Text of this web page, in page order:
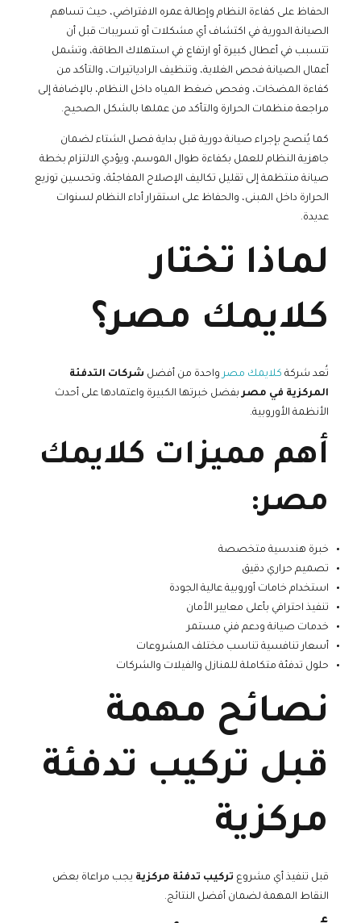
الحفاظ على كفاءة النظام وإطالة عمره الافتراضي، حيث تساهم
الصيانة الدورية في اكتشاف أي مشكلات أو تسريبات قبل أن
تتسبب في أعطال كبيرة أو ارتفاع في استهلاك الطاقة، وتشمل
أعمال الصيانة فحص الغلاية، وتنظيف الرادياتيرات، والتأكد من
كفاءة المضخات، وفحص ضغط المياه داخل النظام، بالإضافة إلى
مراجعة منظمات الحرارة والتأكد من عملها بالشكل الصحيح.
كما يُنصح بإجراء صيانة دورية قبل بداية فصل الشتاء لضمان
جاهزية النظام للعمل بكفاءة طوال الموسم، ويؤدي الالتزام بخطة
صيانة منتظمة إلى تقليل تكاليف الإصلاح المفاجئة، وتحسين توزيع
الحرارة داخل المبنى، والحفاظ على استقرار أداء النظام لسنوات
عديدة.
لماذا تختار
كلايمك مصر؟
تُعد شركة كلايمك مصر واحدة من أفضل شركات التدفئة
المركزية في مصربفضل خبرتها الكبيرة واعتمادها على أحدث
الأنظمة الأوروبية.
أهم مميزات كلايمك
مصر:
خبرة هندسية متخصصة
تصميم حراري دقيق
استخدام خامات أوروبية عالية الجودة
تنفيذ احترافي بأعلى معايير الأمان
خدمات صيانة ودعم فني مستمر
أسعار تنافسية تناسب مختلف المشروعات
حلول تدفئة متكاملة للمنازل والفيلات والشركات
نصائح مهمة
قبل تركيب تدفئة
مركزية
قبل تنفيذ أي مشروع تركيب تدفئة مركزية يجب مراعاة بعض
النقاط المهمة لضمان أفضل النتائج.